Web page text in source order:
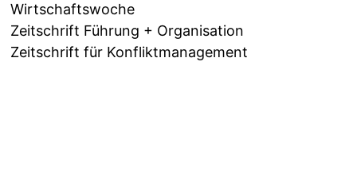
Wirtschaftswoche
Zeitschrift Führung + Organisation
Zeitschrift für Konfliktmanagement